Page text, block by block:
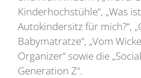
Kinderhochstühle“, „Was
Autokindersitz für mich?“,
Babymatratze“, „Vom
Organizer“ sowie die
Generation Z“.